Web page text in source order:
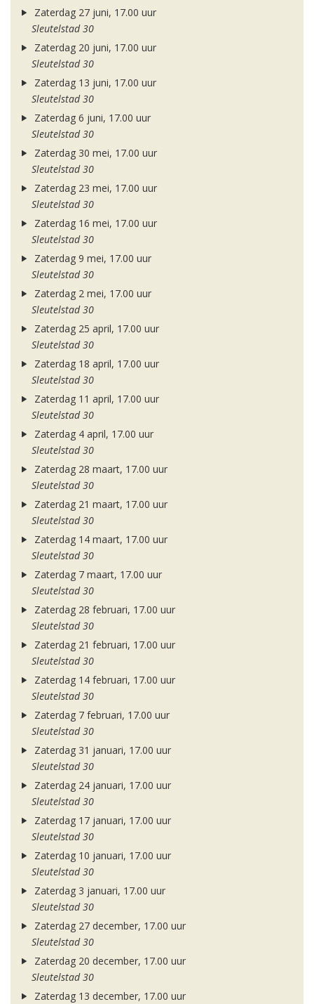
Zaterdag 27 juni, 17.00 uur
Sleutelstad 30
Zaterdag 20 juni, 17.00 uur
Sleutelstad 30
Zaterdag 13 juni, 17.00 uur
Sleutelstad 30
Zaterdag 6 juni, 17.00 uur
Sleutelstad 30
Zaterdag 30 mei, 17.00 uur
Sleutelstad 30
Zaterdag 23 mei, 17.00 uur
Sleutelstad 30
Zaterdag 16 mei, 17.00 uur
Sleutelstad 30
Zaterdag 9 mei, 17.00 uur
Sleutelstad 30
Zaterdag 2 mei, 17.00 uur
Sleutelstad 30
Zaterdag 25 april, 17.00 uur
Sleutelstad 30
Zaterdag 18 april, 17.00 uur
Sleutelstad 30
Zaterdag 11 april, 17.00 uur
Sleutelstad 30
Zaterdag 4 april, 17.00 uur
Sleutelstad 30
Zaterdag 28 maart, 17.00 uur
Sleutelstad 30
Zaterdag 21 maart, 17.00 uur
Sleutelstad 30
Zaterdag 14 maart, 17.00 uur
Sleutelstad 30
Zaterdag 7 maart, 17.00 uur
Sleutelstad 30
Zaterdag 28 februari, 17.00 uur
Sleutelstad 30
Zaterdag 21 februari, 17.00 uur
Sleutelstad 30
Zaterdag 14 februari, 17.00 uur
Sleutelstad 30
Zaterdag 7 februari, 17.00 uur
Sleutelstad 30
Zaterdag 31 januari, 17.00 uur
Sleutelstad 30
Zaterdag 24 januari, 17.00 uur
Sleutelstad 30
Zaterdag 17 januari, 17.00 uur
Sleutelstad 30
Zaterdag 10 januari, 17.00 uur
Sleutelstad 30
Zaterdag 3 januari, 17.00 uur
Sleutelstad 30
Zaterdag 27 december, 17.00 uur
Sleutelstad 30
Zaterdag 20 december, 17.00 uur
Sleutelstad 30
Zaterdag 13 december, 17.00 uur